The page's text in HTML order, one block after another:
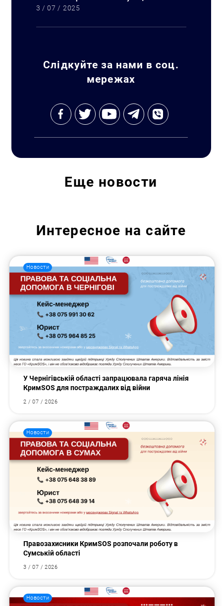
Искать:
3 / 07 / 2025
Слідкуйте за нами в соц.
мережах
Еще новости
Интересное на сайте
Новости
У Чернігівській області запрацювала гаряча лінія
КримSOS для постраждалих від війни
2 / 07 / 2026
Новости
Правозахисники КримSOS розпочали роботу в
Сумській області
3 / 07 / 2026
Новости